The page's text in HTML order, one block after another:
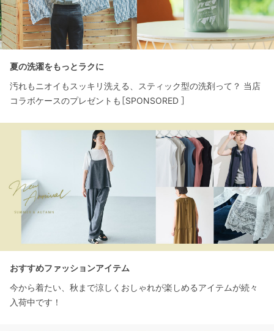
夏の洗濯をもっとラクに
汚れもニオイもスッキリ洗える、スティック型の洗剤って？ 当店
コラボケースのプレゼントも［SPONSORED ］
おすすめファッションアイテム
今から着たい、秋まで涼しくおしゃれが楽しめるアイテムが続々
入荷中です！